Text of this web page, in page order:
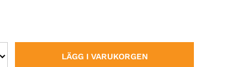
LÄGG I VARUKORGEN